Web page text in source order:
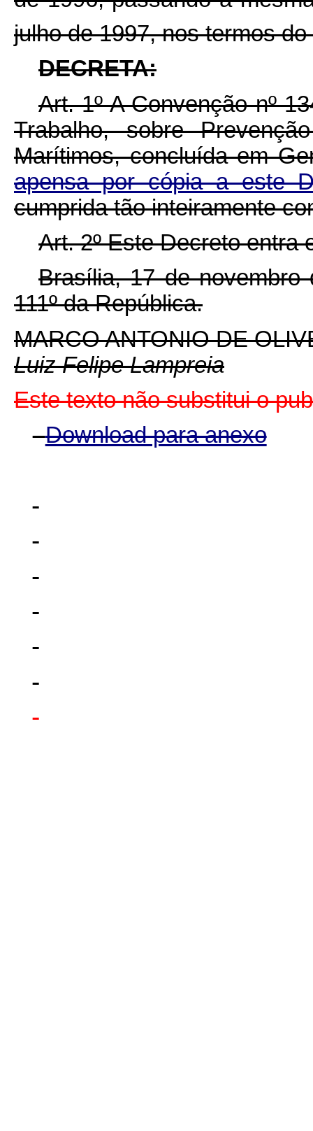
julho de 1997, nos termos
DECRETA:
Art. 1º A Convenção nº
Trabalho, sobre
Marítimos, concluída em
apensa por cópia a este
cumprida tão inteiramente
Art. 2º Este Decreto entra
Brasília, 17 de novembro
111º da República.
MARCO ANTONIO DE
Luiz Felipe Lampreia
Este texto não substitui o
Download para anexo